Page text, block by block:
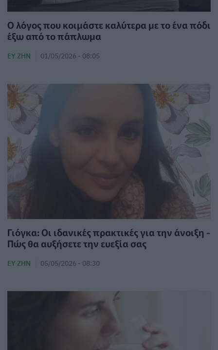
Ο λόγος που κοιμάστε καλύτερα με το ένα πόδι
έξω από το πάπλωμα
ΕΥ ΖΗΝ 01/05/2026 - 08:05
Γιόγκα: Οι ιδανικές πρακτικές για την άνοιξη -
Πώς θα αυξήσετε την ευεξία σας
ΕΥ ΖΗΝ 05/05/2026 - 08:30